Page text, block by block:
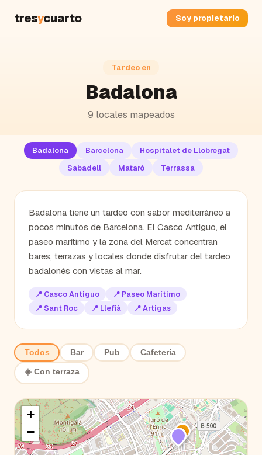
tresycuarto Soy propietario
Tardeo en
Badalona
9 locales mapeados
Badalona Barcelona
Hospitalet de Llobregat
Sabadell
Mataró Terrassa
Badalona tiene un tardeo con sabor mediterráneo a
pocos minutos de Barcelona. El Casco Antiguo, el
paseo marítimo y la zona del Mercat concentran
bares, terrazas y locales donde disfrutar del tardeo
badalonés con vistas al mar.
📍 Casco Antiguo 📍 Paseo Marítimo
📍 Sant Roc 📍 Llefià 📍Artigas
Todos Bar Pub Cafetería
☀️ Con terraza
+
−